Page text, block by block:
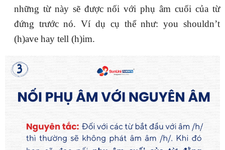
những từ này sẽ được nối với phụ âm cuối của từ
đứng trước nó. Ví dụ cụ thể như: you shouldn’t
(h)ave hay tell (h)im.